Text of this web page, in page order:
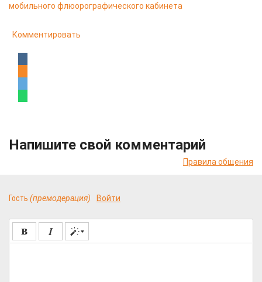
мобильного флюорографического кабинета
Комментировать
Напишите свой комментарий
Правила общения
Гость (премодерация) Войти